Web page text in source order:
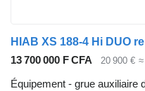
HIAB XS 188-4 Hi DUO
13 700 000 F CFA
20 900 €
Équipement - grue auxiliaire